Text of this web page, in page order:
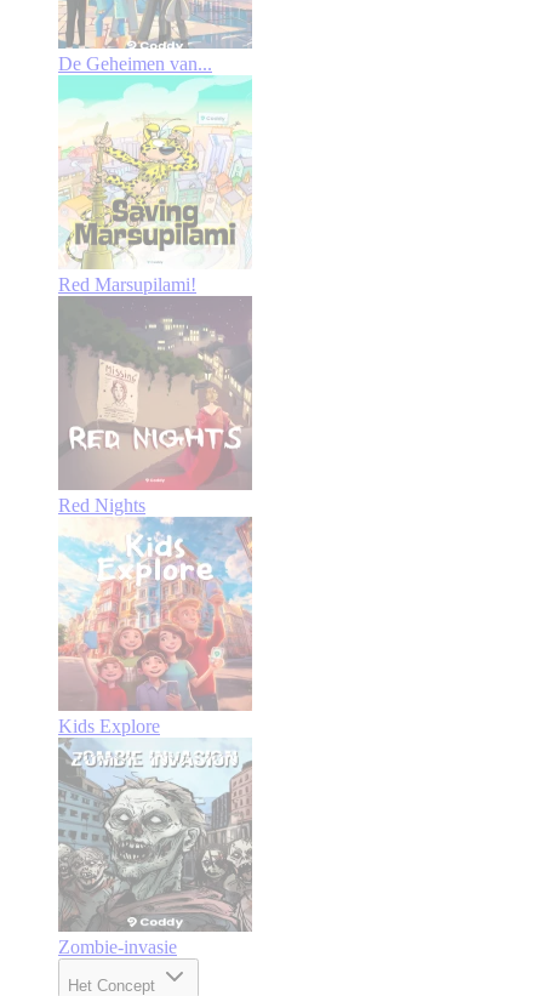
De Geheimen van...
Red Marsupilami!
Red Nights
Kids Explore
Zombie-invasie
Het Concept